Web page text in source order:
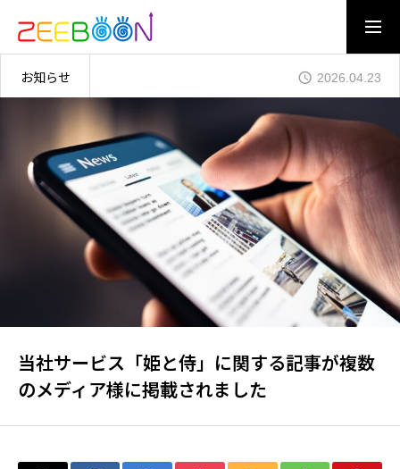
CONTACT US ENTRY
OUR DREAM
WHAT IS ZEEBOON
DREAM MAN
BUSINESS
お客様の夢を応援すること
SUSTAINABILITY
お知らせ 2026.04.23
当社サービス「姫と侍」に関する記事が複数
のメディア様に掲載されました